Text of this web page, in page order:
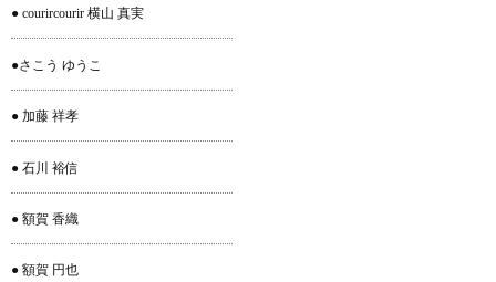
● courircourir 横山 真実
●さこう ゆうこ
● 加藤 祥孝
● 石川 裕信
● 額賀 香織
● 額賀 円也